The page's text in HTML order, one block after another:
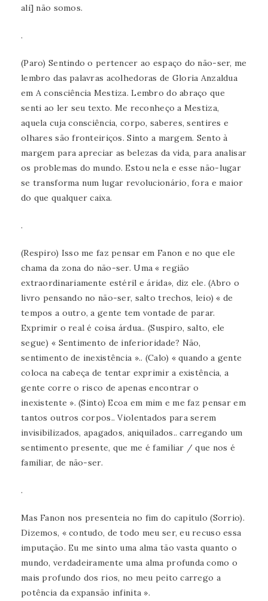
ali] não somos.
.
(Paro) Sentindo o pertencer ao espaço do não-ser, me
lembro das palavras acolhedoras de Gloria Anzaldua
em A consciência Mestiza. Lembro do abraço que
senti ao ler seu texto. Me reconheço a Mestiza,
aquela cuja consciência, corpo, saberes, sentires e
olhares são fronteiriços. Sinto a margem. Sento à
margem para apreciar as belezas da vida, para analisar
os problemas do mundo. Estou nela e esse não-lugar
se transforma num lugar revolucionário, fora e maior
do que qualquer caixa.
.
(Respiro) Isso me faz pensar em Fanon e no que ele
chama da zona do não-ser. Uma « região
extraordinariamente estéril e árida», diz ele. (Abro o
livro pensando no não-ser, salto trechos, leio) « de
tempos a outro, a gente tem vontade de parar.
Exprimir o real é coisa árdua.. (Suspiro, salto, ele
segue) « Sentimento de inferioridade? Não,
sentimento de inexistência ».. (Calo) « quando a gente
coloca na cabeça de tentar exprimir a existência, a
gente corre o risco de apenas encontrar o
inexistente ». (Sinto) Ecoa em mim e me faz pensar em
tantos outros corpos.. Violentados para serem
invisibilizados, apagados, aniquilados.. carregando um
sentimento presente, que me é familiar / que nos é
familiar, de não-ser.
.
Mas Fanon nos presenteia no fim do capítulo (Sorrio).
Dizemos, « contudo, de todo meu ser, eu recuso essa
imputação. Eu me sinto uma alma tão vasta quanto o
mundo, verdadeiramente uma alma profunda como o
mais profundo dos rios, no meu peito carrego a
potência da expansão infinita ».